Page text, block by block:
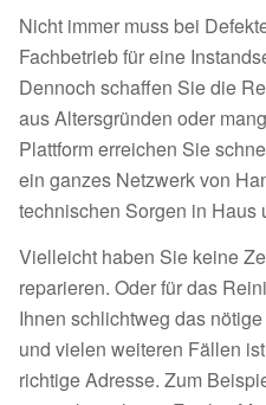
Nicht immer muss bei
Fachbetrieb für eine
Dennoch schaffen Sie die
aus Altersgründen oder
Plattform erreichen Sie
ein ganzes Netzwerk von
technischen Sorgen in Haus
Vielleicht haben Sie keine
reparieren. Oder für das
Ihnen schlichtweg das
und vielen weiteren Fällen
richtige Adresse. Zum